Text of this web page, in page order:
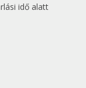
idő alatt